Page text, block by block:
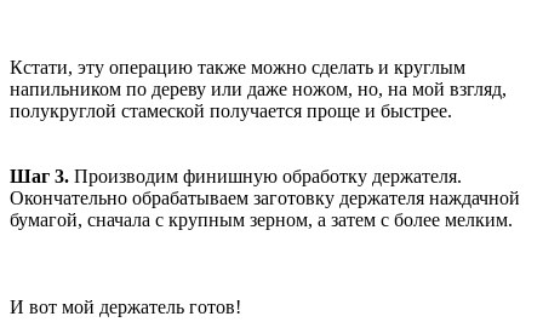
Кстати, эту операцию также можно сделать и круглым
напильником по дереву или даже ножом, но, на мой взгляд,
полукруглой стамеской получается проще и быстрее.
Шаг 3. Производим финишную обработку держателя.
Окончательно обрабатываем заготовку держателя наждачной
бумагой, сначала с крупным зерном, а затем с более мелким.
И вот мой держатель готов!